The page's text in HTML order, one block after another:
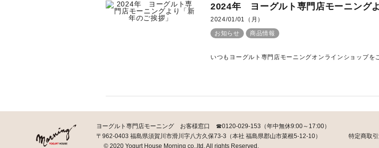
2024年 ヨーグルト専門店モーニングよ
2024/01/01（月）
お知らせ
商品情報
いつもヨーグルト専門店モーニングオンラインショップ
ヨーグルト専門店モーニング お客様窓口 ☎0120-029-153（年中無休9:00～17:00）
〒962-0403 福島県須賀川市滑川字八方久保73-3（本社 福島県郡山市菜根5-12-10）
© 2020 Yogurt House Morning co.,ltd. All rights Reserved.
特定商取